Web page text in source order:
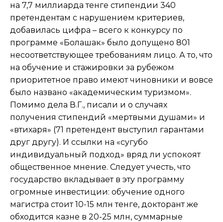
на 7,7 миллиарда тенге стипендии 340
претендентам с нарушением критериев,
добавилась цифра – всего к конкурсу по
программе «Болашак» было допущено 801
несоответствующее требованиям лицо. А то, что
на обучение и стажировки за рубежом
приоритетное право имеют чиновники и вовсе
было названо «академическим туризмом».
Помимо дела В.Г., писали и о случаях
получения стипендий «мертвыми душами» и
«втихаря» (71 претендент выступил гарантами
друг другу). И ссылки на «сугубо
индивидуальный подход» вряд ли успокоят
общественное мнение. Следует учесть, что
государство вкладывает в эту программу
огромные инвестиции: обучение одного
магистра стоит 10-15 млн тенге, докторант же
обходится казне в 20-25 млн, суммарные